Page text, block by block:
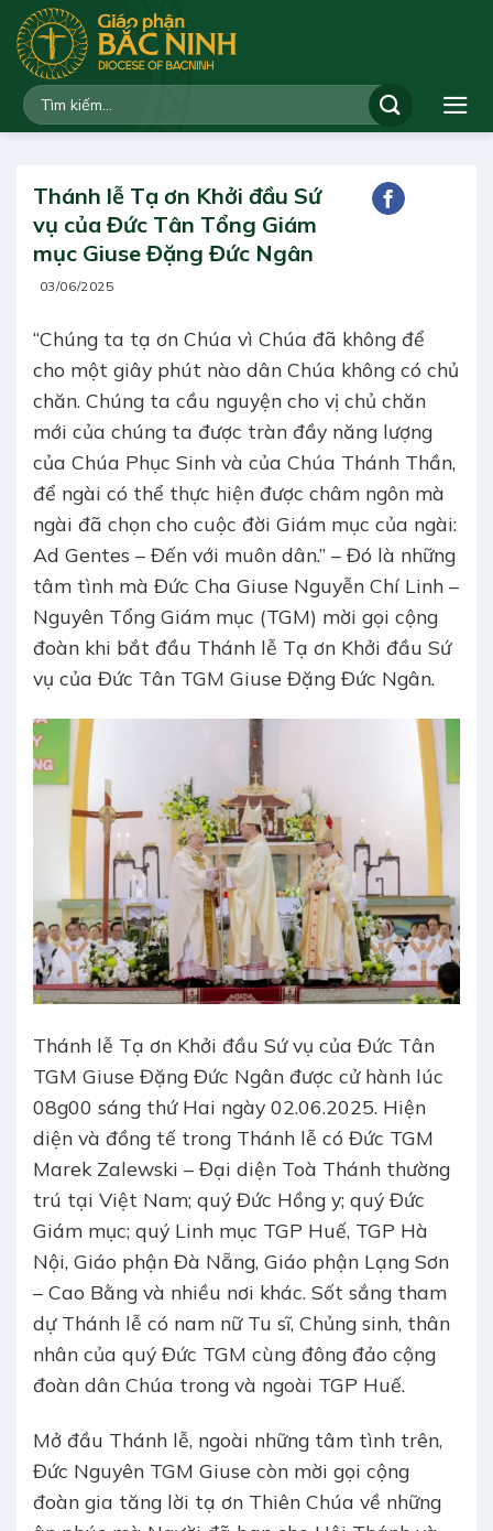
qua
dung
Thánh lễ Tạ ơn Khởi đầu Sứ
vụ của Đức Tân Tổng Giám
mục Giuse Đặng Đức Ngân
03/06/2025
“Chúng ta tạ ơn Chúa vì Chúa đã không để
cho một giây phút nào dân Chúa không có chủ
chăn. Chúng ta cầu nguyện cho vị chủ chăn
mới của chúng ta được tràn đầy năng lượng
của Chúa Phục Sinh và của Chúa Thánh Thần,
để ngài có thể thực hiện được châm ngôn mà
ngài đã chọn cho cuộc đời Giám mục của ngài:
Ad Gentes – Đến với muôn dân.” – Đó là những
tâm tình mà Đức Cha Giuse Nguyễn Chí Linh –
Nguyên Tổng Giám mục (TGM) mời gọi cộng
đoàn khi bắt đầu Thánh lễ Tạ ơn Khởi đầu Sứ
vụ của Đức Tân TGM Giuse Đặng Đức Ngân.
Thánh lễ Tạ ơn Khởi đầu Sứ vụ của Đức Tân
TGM Giuse Đặng Đức Ngân được cử hành lúc
08g00 sáng thứ Hai ngày 02.06.2025. Hiện
diện và đồng tế trong Thánh lễ có Đức TGM
Marek Zalewski – Đại diện Toà Thánh thường
trú tại Việt Nam; quý Đức Hồng y; quý Đức
Giám mục; quý Linh mục TGP Huế, TGP Hà
Nội, Giáo phận Đà Nẵng, Giáo phận Lạng Sơn
– Cao Bằng và nhiều nơi khác. Sốt sắng tham
dự Thánh lễ có nam nữ Tu sĩ, Chủng sinh, thân
nhân của quý Đức TGM cùng đông đảo cộng
đoàn dân Chúa trong và ngoài TGP Huế.
Mở đầu Thánh lễ, ngoài những tâm tình trên,
Đức Nguyên TGM Giuse còn mời gọi cộng
đoàn gia tăng lời tạ ơn Thiên Chúa về những